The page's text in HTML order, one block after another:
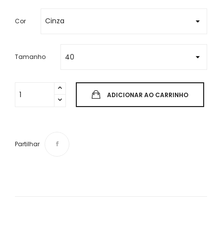
Cor
Tamanho
ADICIONAR AO CARRINHO
Partilhar